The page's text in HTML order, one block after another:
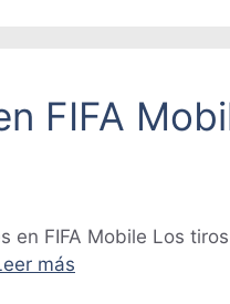
FIFA
FIFA Mobile Los
más